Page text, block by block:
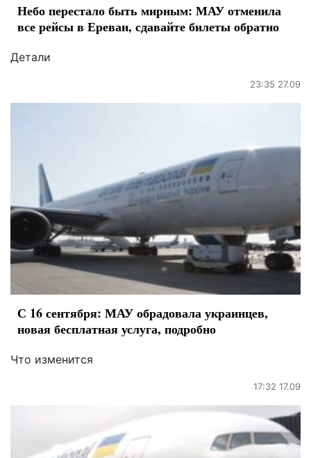
Небо перестало быть мирным: МАУ отменила
все рейсы в Ереван, сдавайте билеты обратно
Детали
23:35 27.09
С 16 сентября: МАУ обрадовала украинцев,
новая бесплатная услуга, подробно
Что изменится
17:32 17.09